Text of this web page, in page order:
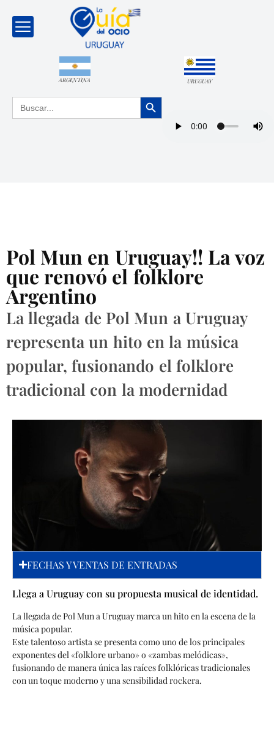
ARGENTINA URUGUAY
Buscar: Botón de búsqueda
Pol Mun en Uruguay!! La voz
que renovó el folklore
Argentino
La llegada de Pol Mun a Uruguay
representa un hito en la música
popular, fusionando el folklore
tradicional con la modernidad
FECHAS Y VENTAS DE ENTRADAS
Llega a Uruguay con su propuesta musical de identidad.
La llegada de Pol Mun a Uruguay marca un hito en la escena de la
música popular.
Este talentoso artista se presenta como uno de los principales
exponentes del «folklore urbano» o «zambas melódicas»,
fusionando de manera única las raíces folklóricas tradicionales
con un toque moderno y una sensibilidad rockera.